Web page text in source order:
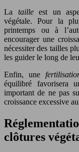
La tailleest un
végétale. Pour la
printemps ou à
encourager une
nécessiter des tailles
les guider le long de
Enfin, une
équilibré favorisera
important de ne pas
croissance excessive
clôtures